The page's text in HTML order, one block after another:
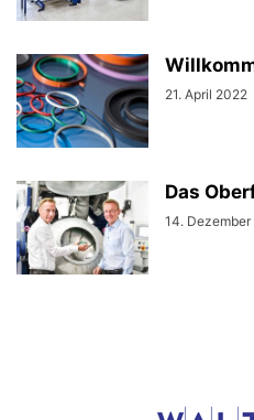
21. April 2022
Das
14. Dezember